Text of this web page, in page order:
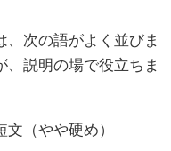
、次の語がよく並びま
説明の場で役立ちま
文（やや硬め）